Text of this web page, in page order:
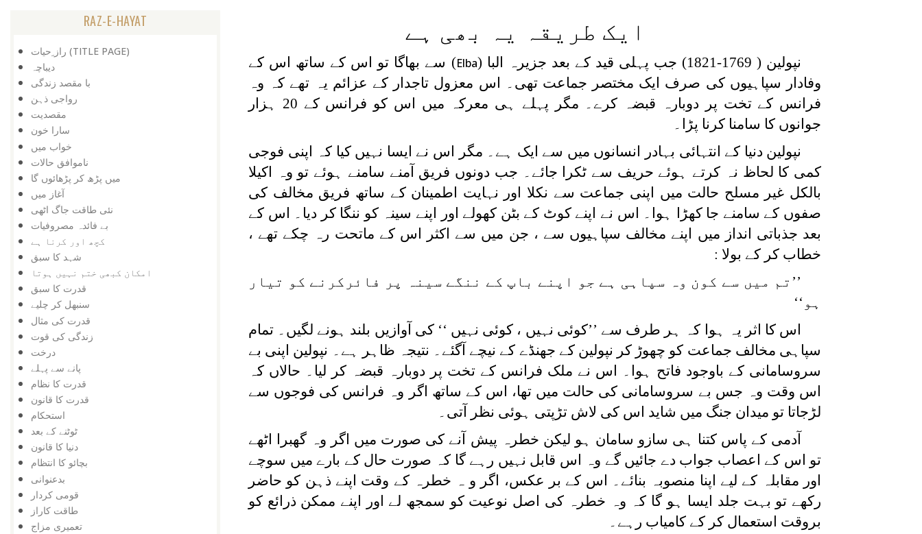
RAZ-E-HAYAT
راز ِحیات (TITLE PAGE)
دیباچہ
با مقصد زندگی
رواجی ذہن
مقصدیت
سارا خون
خواب میں
ناموافق حالات
میں پڑھ کر پڑھائوں گا
آغاز میں
نئی طاقت جاگ اٹھی
بے فائدہ مصروفیات
کچھ اور کرنا ہے
شہد کا سبق
امکان کبھی ختم نہیں ہوتا
قدرت کا سبق
سنبھل کر چلیے
قدرت کی مثال
زندگی کی قوت
درخت
پانے سے پہلے
قدرت کا نظام
قدرت کا قانون
استحکام
ٹوٹنے کے بعد
دنیا کا قانون
بچائو کا انتظام
بدعنوانی
قومی کردار
طاقت کاراز
تعمیری مزاج
ایک طریقہ یہ بھی ہے
نپولین ( 1769-1821) جب پہلی قید کے بعد جزیرہ البا ( Elba) سے بھاگا تو اس کے ساتھ اس کے
وفادار سپاہیوں کی صرف ایک مختصر جماعت تھی۔ اس معزول تاجدار کے عزائم یہ تھے کہ وہ
فرانس کے تخت پر دوبارہ قبضہ کرے۔ مگر پہلے ہی معرکہ میں اس کو فرانس کے 20 ہزار
جوانوں کا سامنا کرنا پڑا۔
نپولین دنیا کے انتہائی بہادر انسانوں میں سے ایک ہے۔ مگر اس نے ایسا نہیں کیا کہ اپنی فوجی
کمی کا لحاظ نہ کرتے ہوئے حریف سے ٹکرا جائے۔ جب دونوں فریق آمنے سامنے ہوئے تو وہ اکیلا
بالکل غیر مسلح حالت میں اپنی جماعت سے نکلا اور نہایت اطمینان کے ساتھ فریق مخالف کی
صفوں کے سامنے جا کھڑا ہوا۔ اس نے اپنے کوٹ کے بٹن کھولے اور اپنے سینہ کو ننگا کر دیا۔ اس کے
بعد جذباتی انداز میں اپنے مخالف سپاہیوں سے ، جن میں سے اکثر اس کے ماتحت رہ چکے تھے ،
خطاب کر کے بولا :
’’تم میں سے کون وہ سپاہی ہے جو اپنے باپ کے ننگے سینہ پر فائرکرنے کو تیار
ہو‘‘
اس کا اثر یہ ہوا کہ ہر طرف سے ’’کوئی نہیں ، کوئی نہیں ‘‘ کی آوازیں بلند ہونے لگیں۔ تمام
سپاہی مخالف جماعت کو چھوڑ کر نپولین کے جھنڈے کے نیچے آگئے۔ نتیجہ ظاہر ہے۔ نپولین اپنی بے
سروسامانی کے باوجود فاتح ہوا۔ اس نے ملک فرانس کے تخت پر دوبارہ قبضہ کر لیا۔ حالاں کہ
اس وقت وہ جس بے سروسامانی کی حالت میں تھا، اس کے ساتھ اگر وہ فرانس کی فوجوں سے
لڑجاتا تو میدان جنگ میں شاید اس کی لاش تڑپتی ہوئی نظر آتی۔
آدمی کے پاس کتنا ہی سازو سامان ہو لیکن خطرہ پیش آنے کی صورت میں اگر وہ گھبرا اٹھے
تو اس کے اعصاب جواب دے جائیں گے وہ اس قابل نہیں رہے گا کہ صورت حال کے بارے میں سوچے
اور مقابلہ کے لیے اپنا منصوبہ بنائے۔ اس کے بر عکس، اگر و ہ خطرہ کے وقت اپنے ذہن کو حاضر
رکھے تو بہت جلد ایسا ہو گا کہ وہ خطرہ کی اصل نوعیت کو سمجھ لے اور اپنے ممکن ذرائع کو
بروقت استعمال کر کے کامیاب رہے۔